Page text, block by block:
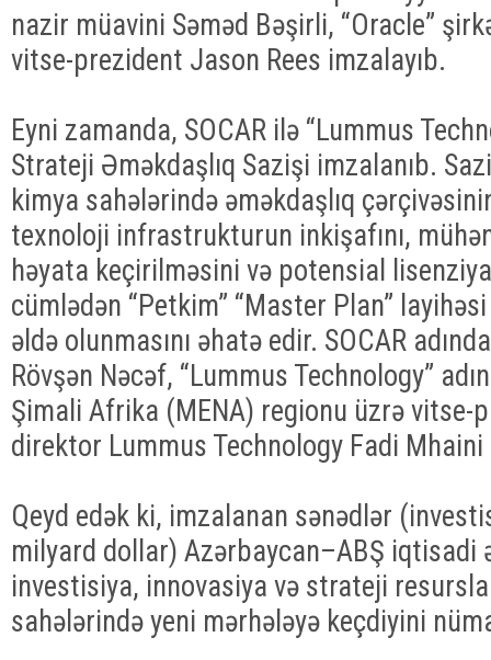
nazir müavini Səməd Bəşirli, “Oracle”
vitse-prezident Jason Rees imzalayıb.
Eyni zamanda, SOCAR ilə “Lummus
Strateji Əməkdaşlıq Sazişi imzalanıb.
kimya sahələrində əməkdaşlıq
texnoloji infrastrukturun inkişafını,
həyata keçirilməsini və potensial
cümlədən “Petkim” “Master Plan”
əldə olunmasını əhatə edir. SOCAR
Rövşən Nəcəf, “Lummus Technology”
Şimali Afrika (MENA) regionu üzrə vitse-
direktor Lummus Technology Fadi Mhaini
Qeyd edək ki, imzalanan sənədlər
milyard dollar) Azərbaycan–ABŞ iqtisadi
investisiya, innovasiya və strateji
sahələrində yeni mərhələyə keçdiyini